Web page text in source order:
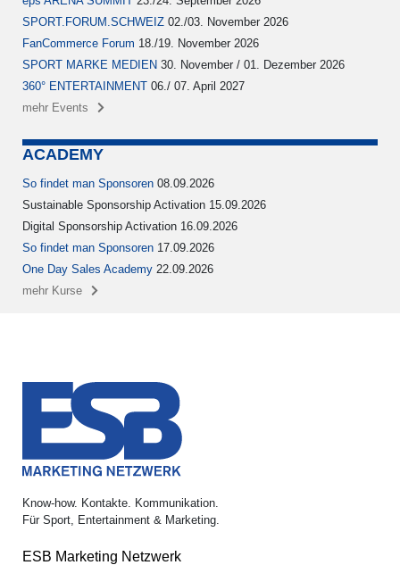
SPORT.FORUM.SCHWEIZ 02./03. November 2026
FanCommerce Forum 18./19. November 2026
SPORT MARKE MEDIEN 30. November / 01. Dezember 2026
360° ENTERTAINMENT 06./ 07. April 2027
mehr Events
ACADEMY
So findet man Sponsoren 08.09.2026
Sustainable Sponsorship Activation 15.09.2026
Digital Sponsorship Activation 16.09.2026
So findet man Sponsoren 17.09.2026
One Day Sales Academy 22.09.2026
mehr Kurse
Know-how. Kontakte. Kommunikation.
Für Sport, Entertainment & Marketing.
ESB Marketing Netzwerk